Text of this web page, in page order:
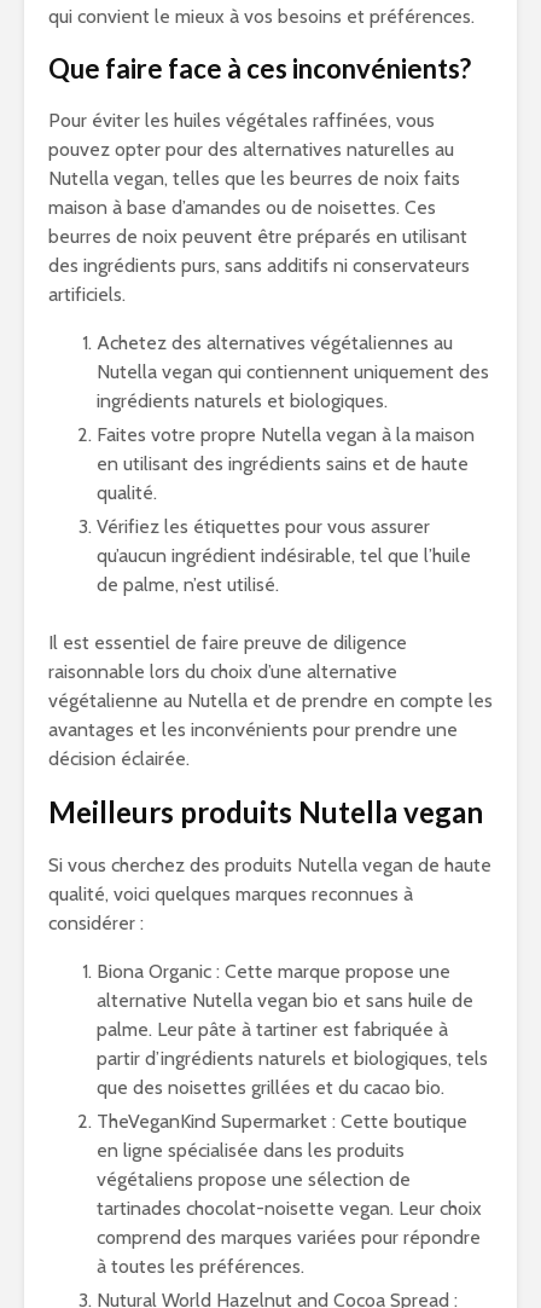
qui convient le mieux à vos besoins et préférences.
Que faire face à ces inconvénients?
Pour éviter les huiles végétales raffinées, vous
pouvez opter pour des alternatives naturelles au
Nutella vegan, telles que les beurres de noix faits
maison à base d’amandes ou de noisettes. Ces
beurres de noix peuvent être préparés en utilisant
des ingrédients purs, sans additifs ni conservateurs
artificiels.
Achetez des alternatives végétaliennes au
Nutella vegan qui contiennent uniquement des
ingrédients naturels et biologiques.
Faites votre propre Nutella vegan à la maison
en utilisant des ingrédients sains et de haute
qualité.
Vérifiez les étiquettes pour vous assurer
qu’aucun ingrédient indésirable, tel que l’huile
de palme, n’est utilisé.
Il est essentiel de faire preuve de diligence
raisonnable lors du choix d’une alternative
végétalienne au Nutella et de prendre en compte les
avantages et les inconvénients pour prendre une
décision éclairée.
Meilleurs produits Nutella vegan
Si vous cherchez des produits Nutella vegan de haute
qualité, voici quelques marques reconnues à
considérer :
Biona Organic : Cette marque propose une
alternative Nutella vegan bio et sans huile de
palme. Leur pâte à tartiner est fabriquée à
partir d’ingrédients naturels et biologiques, tels
que des noisettes grillées et du cacao bio.
TheVeganKind Supermarket : Cette boutique
en ligne spécialisée dans les produits
végétaliens propose une sélection de
tartinades chocolat-noisette vegan. Leur choix
comprend des marques variées pour répondre
à toutes les préférences.
Nutural World Hazelnut and Cocoa Spread :